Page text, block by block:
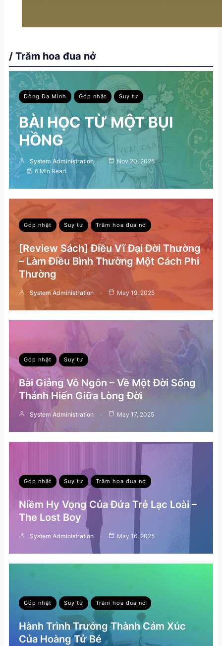
/ Trăm hoa đua nở
Dòng Đa Minh Góp nhặt Suy tư
BÀI HỌC TỪ MỘT BỤI
HỒNG
System Administration
Nov 20, 2025
6 Min Read
Góp nhặt Suy tư Trăm hoa đua nở
[Review Sách] Điều Vĩ Đại Đời Thường
– Làm Điều Bình Thường Một Cách Phi
Thường
System Administration May 19, 2025
Góp nhặt Suy tư
Bài Giảng Vô Ngôn – Về Một Đời Sống
Thánh Hiến Giữa Lòng Đời
System Administration May 17, 2025
Góp nhặt Suy tư Trăm hoa đua nở
Niềm Hy Vọng Của Đứa Trẻ Lạc Loài –
The Lost Boy
System Administration May 16, 2025
Góp nhặt Suy tư Trăm hoa đua nở
Hành Trình Trưởng Thành Cảm Xúc
Của Hoàng Tử Bé